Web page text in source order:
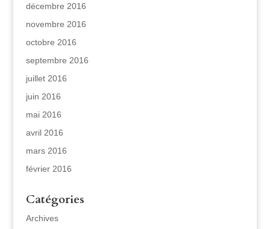
décembre 2016
novembre 2016
octobre 2016
septembre 2016
juillet 2016
juin 2016
mai 2016
avril 2016
mars 2016
février 2016
Catégories
Archives